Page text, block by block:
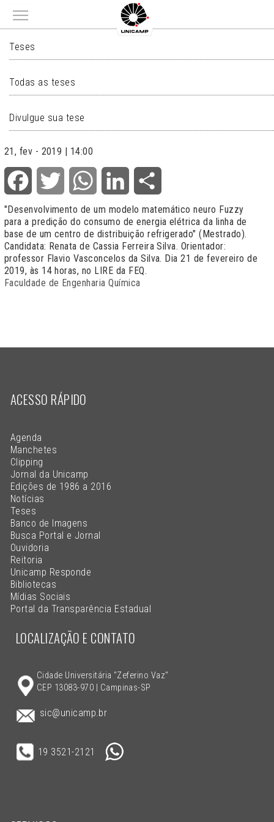
Main menu
TESES
Teses
Todas as teses
Divulgue sua tese
21, fev - 2019 | 14:00
Facebook Twitter WhatsApp LinkedIn
"Desenvolvimento de um modelo matemático neuro Fuzzy
para a predição do consumo de energia elétrica da linha de
base de um centro de distribuição refrigerado" (Mestrado).
Candidata: Renata de Cassia Ferreira Silva. Orientador:
professor Flavio Vasconcelos da Silva. Dia 21 de fevereiro de
2019, às 14 horas, no LIRE da FEQ.
Faculdade de Engenharia Química
ACESSO RÁPIDO
Agenda
Manchetes
Clipping
Jornal da Unicamp
Edições de 1986 a 2016
Notícias
Teses
Banco de Imagens
Busca Portal e Jornal
Ouvidoria
Reitoria
Unicamp Responde
Bibliotecas
Mídias Sociais
Portal da Transparência Estadual
LOCALIZAÇÃO E CONTATO
Cidade Universitária "Zeferino Vaz"
CEP 13083-970 | Campinas-SP
sic@unicamp.br
19 3521-2121